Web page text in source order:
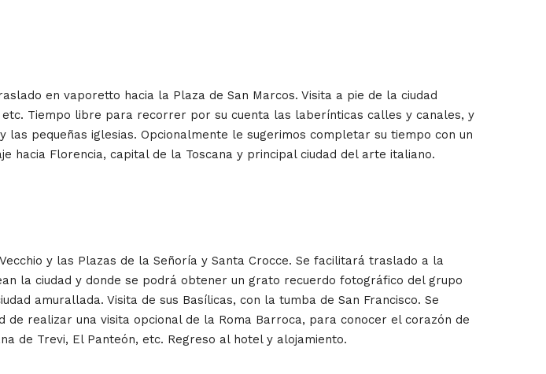
en vaporetto hacia la Plaza de San Marcos. Visita a pie de la ciudad
Tiempo libre para recorrer por su cuenta las laberínticas calles y canales, y
pequeñas iglesias. Opcionalmente le sugerimos completar su tiempo con un
hacia Florencia, capital de la Toscana y principal ciudad del arte italiano.
y las Plazas de la Señoría y Santa Crocce. Se facilitará traslado a la
la ciudad y donde se podrá obtener un grato recuerdo fotográfico del grupo
amurallada. Visita de sus Basílicas, con la tumba de San Francisco. Se
realizar una visita opcional de la Roma Barroca, para conocer el corazón de
de Trevi, El Panteón, etc. Regreso al hotel y alojamiento.